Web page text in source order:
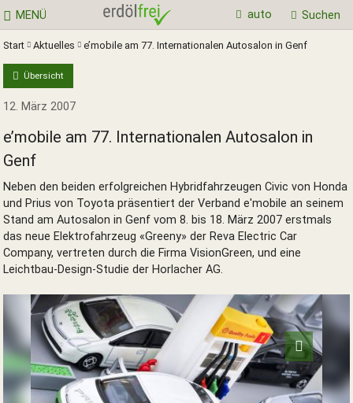
MENÜ Suchen
auto
Start Aktuelles e’mobile am 77. Internationalen Autosalon in Genf
Übersicht
12. März 2007
e’mobile am 77. Internationalen Autosalon in
Genf
Neben den beiden erfolgreichen Hybridfahrzeugen Civic von Honda
und Prius von Toyota präsentiert der Verband e'mobile an seinem
Stand am Autosalon in Genf vom 8. bis 18. März 2007 erstmals
das neue Elektrofahrzeug «Greeny» der Reva Electric Car
Company, vertreten durch die Firma VisionGreen, und eine
Leichtbau-Design-Studie der Horlacher AG.